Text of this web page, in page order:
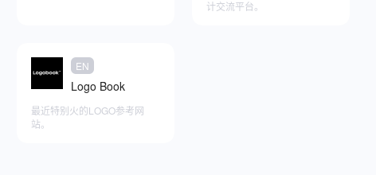
添加至快捷访问
计交流平台。
EN
Logo Book
最近特别火的LOGO参考网
站。